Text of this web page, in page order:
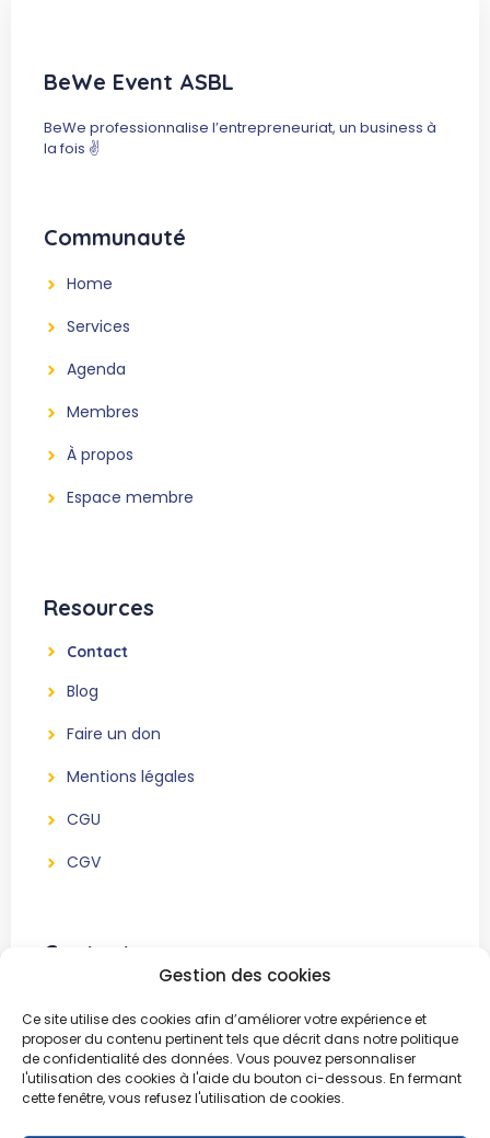
Gestion des cookies
Ce site utilise des cookies afin d’améliorer votre expérience et
proposer du contenu pertinent tels que décrit dans notre politique
de confidentialité des données. Vous pouvez personnaliser
l'utilisation des cookies à l'aide du bouton ci-dessous. En fermant
cette fenêtre, vous refusez l'utilisation de cookies.
BeWe Event ASBL
BeWe professionnalise l’entrepreneuriat, un business à
la fois ✌️
Communauté
Home
Services
Agenda
Membres
À propos
Espace membre
Resources
Contact
Blog
Faire un don
Mentions légales
CGU
CGV
Contact
Association sans but lucratif
51, Chemin Bertinchamps
1421 Ophain